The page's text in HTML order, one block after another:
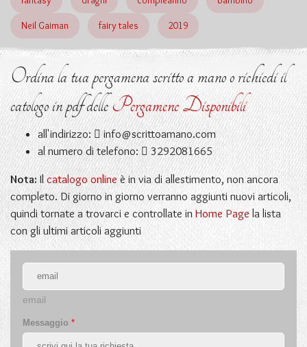
Neil Gaiman fairy tales 2019
Ordina la tua pergamena scritto a mano o richiedi il
catologo in pdf dellePergamene Disponibili
all'indirizzo: info@scrittoamano.com
al numero di telefono:
3292081665
Nota:Il catalogo onlineè in via di allestimento, non ancora
completo. Di giorno in giorno verranno aggiunti nuovi articoli,
quindi tornate a trovarci e controllate in Home Page la lista
con gli ultimi articoli aggiunti
email
Messaggio *